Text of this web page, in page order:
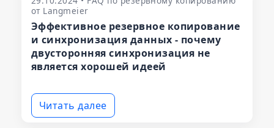
от Langmeier
Эффективное резервное копирование
и синхронизация данных - почему
двусторонняя синхронизация не
является хорошей идеей
Читать далее